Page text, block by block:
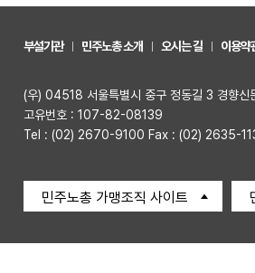
부설기관 민주노총 소개 오시는 길 이용약
(우) 04518 서울특별시 중구 정동길 3 경향신
고유번호 : 107-82-08139
Tel : (02) 2670-9100 Fax : (02) 2635-
민주노총 가맹조직 사이트